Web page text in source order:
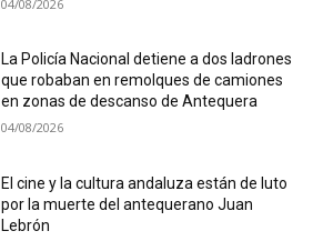
04/08/2026
La Policía Nacional detiene a dos ladrones
que robaban en remolques de camiones
en zonas de descanso de Antequera
04/08/2026
El cine y la cultura andaluza están de luto
por la muerte del antequerano Juan
Lebrón